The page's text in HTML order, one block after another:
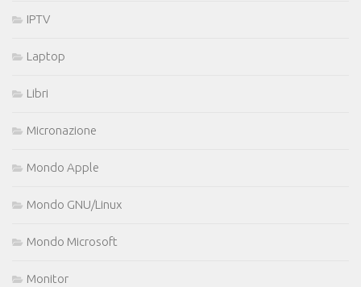
IPTV
Laptop
Libri
Micronazione
Mondo Apple
Mondo GNU/Linux
Mondo Microsoft
Monitor